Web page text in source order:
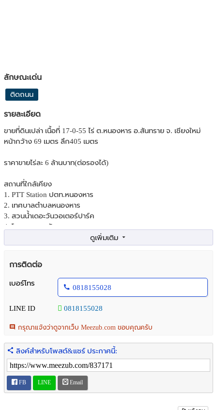
ลักษณะเด่น
ติดถนน
รายละเอียด
ขายที่ดินเปล่า เนื้อที่ 17-0-55 ไร่ ต.หนองหาร อ.สันทราย จ. เชียงใหม่
หน้ากว้าง 69 เมตร ลึก405 เมตร
ราคาขายไร่ละ 6 ล้านบาท(ต่อรองได้)
สถานที่ใกล้เคียง
1. PTT Station ปตท.หนองหาร
2. เทศบาลตำบลหนองหาร
3. สวนน้ำเดอะวันวอเตอร์ปาร์ค
4. โรงพยาบาลสันทราย
5. วิทยาลัยพลังงานทดแทน มหาวิทยาลัย​แม่​โจ้
--------------------------------------------------------
สนใจชมบ้านหรือขอข้อมูลเพิ่มเติมได้ที่
Tel. : 081-815-5028
ID Line : 0818155028
การติดต่อ
เบอร์โทร
0818155028
LINE ID 0818155028
กรุณาแจ้งว่าดูจากเว็บ Meezub.com ขอบคุณครับ
ลิงค์สำหรับโพสต์&แชร์ ประกาศนี้:
FB LINE Email